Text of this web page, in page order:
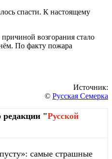
спасти. К настоящему
возгорания стало
По факту пожара
Источник:
© Русская Семерка
редакции "Русской
самые страшные